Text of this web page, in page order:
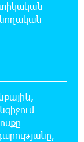
առաջարկվում
զգուշացում
երկու